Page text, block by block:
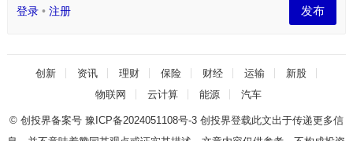
登录• 注册 发布
创新 资讯 理财 保险 财经 运输
新股
物联网
云计算 能源 汽车
© 创投界备案号 豫ICP备2024051108号-3 创投界登载此文出于传递更多信